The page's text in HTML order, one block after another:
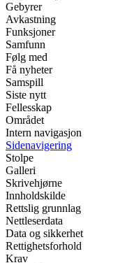
Gebyrer
Avkastning
Funksjoner
Samfunn
Følg med
Få nyheter
Samspill
Siste nytt
Fellesskap
Området
Intern navigasjon
Sidenavigering
Stolpe
Galleri
Skrivehjørne
Innholdskilde
Rettslig grunnlag
Nettleserdata
Data og sikkerhet
Rettighetsforhold
Krav